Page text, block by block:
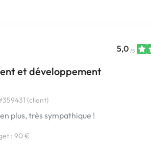
5,0 /5
et développement
(client)
plus, très sympathique !
: 90 €